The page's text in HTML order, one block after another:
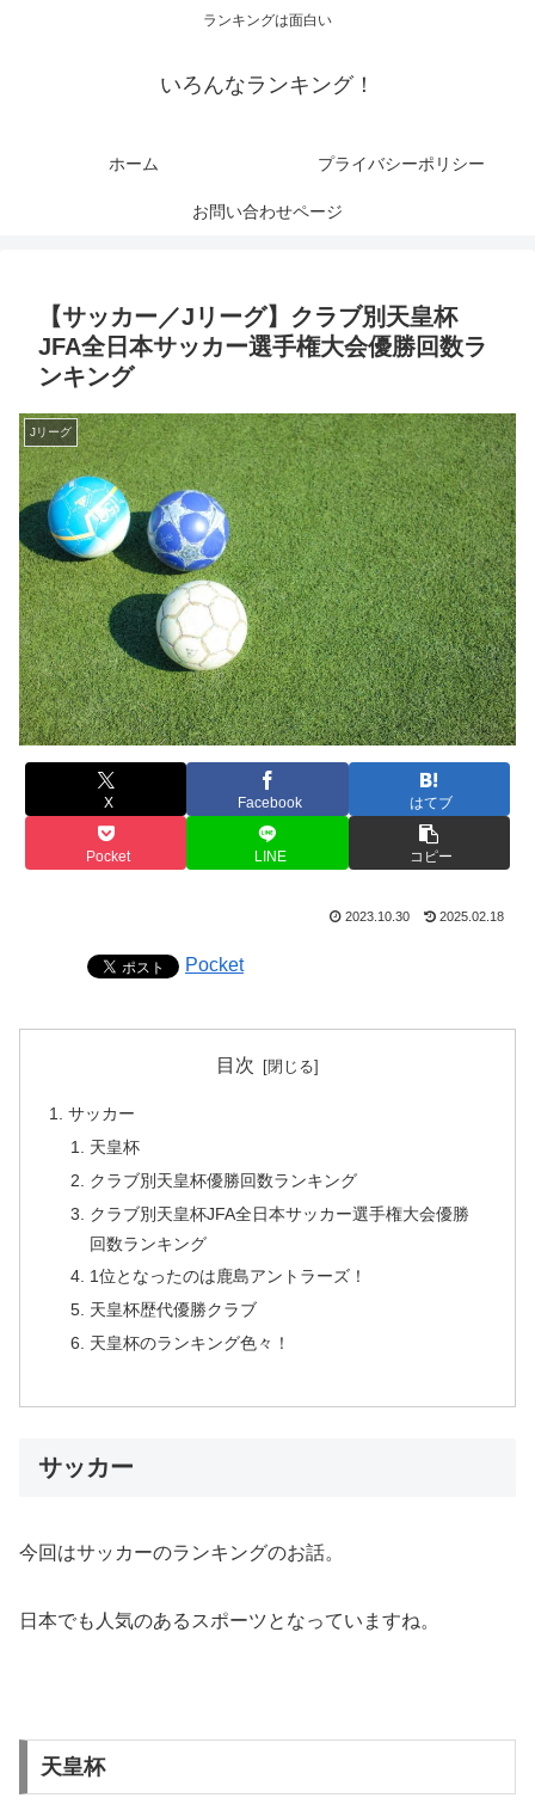
ランキングは面白い
いろんなランキング！
ホーム プライバシーポリシー
お問い合わせページ
【サッカー／Jリーグ】クラブ別天皇杯
JFA全日本サッカー選手権大会優勝回数ラ
ンキング
Jリーグ
X Facebook はてブ
Pocket LINE コピー
2023.10.30 2025.02.18
Pocket
目次
サッカー
天皇杯
クラブ別天皇杯優勝回数ランキング
クラブ別天皇杯JFA全日本サッカー選手権大会優勝
回数ランキング
1位となったのは鹿島アントラーズ！
天皇杯歴代優勝クラブ
天皇杯のランキング色々！
サッカー
今回はサッカーのランキングのお話。
日本でも人気のあるスポーツとなっていますね。
天皇杯